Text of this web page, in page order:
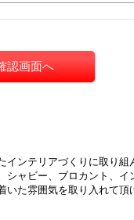
ンテリアづくりに取り
ャビー、ブロカント、
た雰囲気を取り入れて